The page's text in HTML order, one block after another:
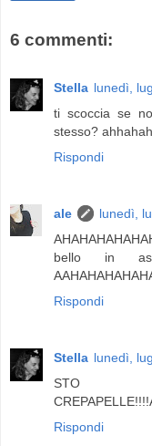
6 commenti:
Stella lunedì,
ti scoccia se
stesso?
Rispondi
ale
lunedì,
bello in
Rispondi
Stella lunedì,
STO
Rispondi